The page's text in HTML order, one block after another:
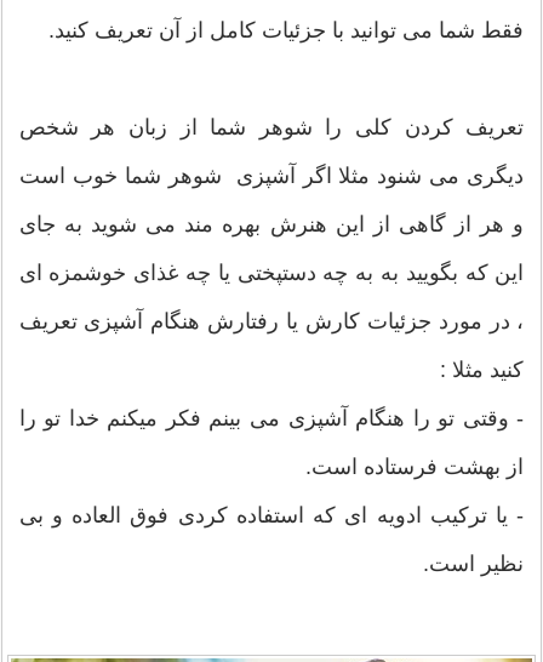
فقط شما می توانید با جزئیات کامل از آن تعریف کنید.
تعریف کردن کلی را شوهر شما از زبان هر شخص
دیگری می شنود مثلا اگر آشپزی شوهر شما خوب است
و هر از گاهی از این هنرش بهره مند می شوید به جای
این که بگویید به به چه دستپختی یا چه غذای خوشمزه ای
، در مورد جزئیات کارش یا رفتارش هنگام آشپزی تعریف
کنید مثلا :
- وقتی تو را هنگام آشپزی می بینم فکر میکنم خدا تو را
از بهشت فرستاده است.
- یا ترکیب ادویه ای که استفاده کردی فوق العاده و بی
نظیر است.